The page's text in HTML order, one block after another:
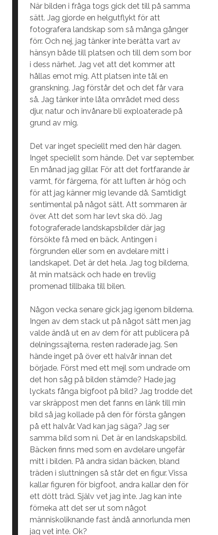
När bilden i fråga togs gick det till på samma
sätt. Jag gjorde en helgutflykt för att
fotografera landskap som så många gånger
förr. Och nej, jag tänker inte berätta vart av
hänsyn både till platsen och till dem som bor
i dess närhet. Jag vet att det kommer att
hållas emot mig. Att platsen inte tål en
granskning. Jag förstår det och det får vara
så. Jag tänker inte låta området med dess
djur, natur och invånare bli exploaterade på
grund av mig.
Det var inget speciellt med den här dagen.
Inget speciellt som hände. Det var september.
En månad jag gillar. För att det fortfarande är
varmt, för färgerna, för att luften är hög och
för att jag känner mig levande då. Samtidigt
sentimental på något sätt. Att sommaren är
över. Att det som har levt ska dö. Jag
fotograferade landskapsbilder där jag
försökte få med en bäck. Antingen i
förgrunden eller som en avdelare mitt i
landskapet. Det är det hela. Jag tog bilderna,
åt min matsäck och hade en trevlig
promenad tillbaka till bilen.
Någon vecka senare gick jag igenom bilderna.
Ingen av dem stack ut på något sätt men jag
valde ändå ut en av dem för att publicera på
delningssajterna, resten raderade jag. Sen
hände inget på över ett halvår innan det
började. Först med ett mejl som undrade om
det hon såg på bilden stämde? Hade jag
lyckats fånga bigfoot på bild? Jag trodde det
var skräppost men det fanns en länk till min
bild så jag kollade på den för första gången
på ett halvår. Vad kan jag säga? Jag ser
samma bild som ni. Det är en landskapsbild.
Bäcken finns med som en avdelare ungefär
mitt i bilden. På andra sidan bäcken, bland
träden i sluttningen så står det en figur. Vissa
kallar figuren för bigfoot, andra kallar den för
ett dött träd. Själv vet jag inte. Jag kan inte
förneka att det ser ut som något
människoliknande fast ändå annorlunda men
jag vet inte. Ok?